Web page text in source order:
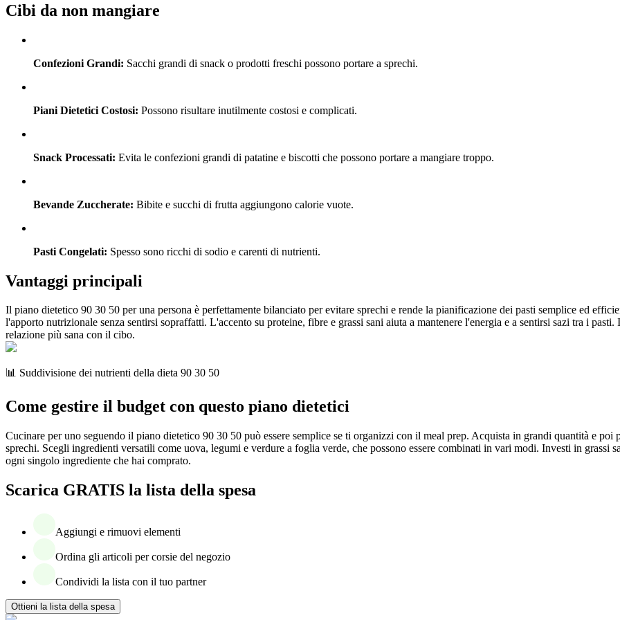
Cibi da non mangiare
Confezioni Grandi: Sacchi grandi di snack o prodotti freschi possono portare a sprechi.
Piani Dietetici Costosi: Possono risultare inutilmente costosi e complicati.
Snack Processati: Evita le confezioni grandi di patatine e biscotti che possono portare a mangiare troppo.
Bevande Zuccherate: Bibite e succhi di frutta aggiungono calorie vuote.
Pasti Congelati: Spesso sono ricchi di sodio e carenti di nutrienti.
Vantaggi principali
Il piano dietetico 90 30 50 per una persona è perfettamente bilanciato per evitare sprechi e rende la pianificazione dei pasti semplice ed
l'apporto nutrizionale senza sentirsi sopraffatti. L'accento su proteine, fibre e grassi sani aiuta a mantenere l'energia e a sentirsi sazi tra i
relazione più sana con il cibo.
📊 Suddivisione dei nutrienti della dieta 90 30 50
Come gestire il budget con questo piano dietetici
Cucinare per uno seguendo il piano dietetico 90 30 50 può essere semplice se ti organizzi con il meal prep. Acquista in grandi quantità e
sprechi. Scegli ingredienti versatili come uova, legumi e verdure a foglia verde, che possono essere combinati in vari modi. Investi in grassi
ogni singolo ingrediente che hai comprato.
Scarica GRATIS la lista della spesa
Aggiungi e rimuovi elementi
Ordina gli articoli per corsie del negozio
Condividi la lista con il tuo partner
Ottieni la lista della spesa